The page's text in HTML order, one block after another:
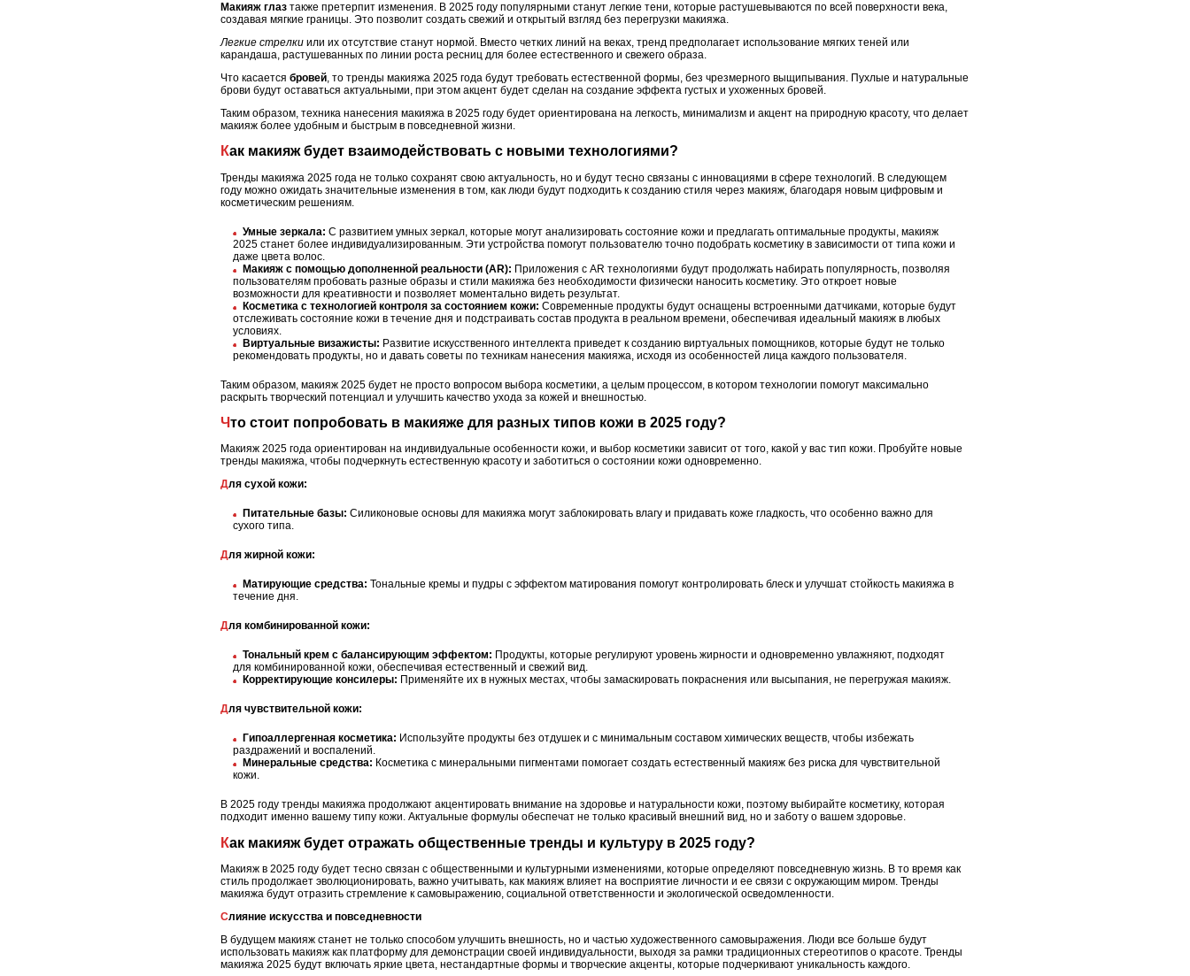
Макияж глаз также претерпит изменения. В 2025 году популярными станут легкие тени, которые растушевываются по всей поверхности века,
создавая мягкие границы. Это позволит создать свежий и открытый взгляд без перегрузки макияжа.
Легкие стрелки или их отсутствие станут нормой. Вместо четких линий на веках, тренд предполагает использование мягких теней или
карандаша, растушеванных по линии роста ресниц для более естественного и свежего образа.
Что касается бровей, то тренды макияжа 2025 года будут требовать естественной формы, без чрезмерного выщипывания. Пухлые и натуральные
брови будут оставаться актуальными, при этом акцент будет сделан на создание эффекта густых и ухоженных бровей.
Таким образом, техника нанесения макияжа в 2025 году будет ориентирована на легкость, минимализм и акцент на природную красоту, что делает
макияж более удобным и быстрым в повседневной жизни.
Как макияж будет взаимодействовать с новыми технологиями?
Тренды макияжа 2025 года не только сохранят свою актуальность, но и будут тесно связаны с инновациями в сфере технологий. В следующем
году можно ожидать значительные изменения в том, как люди будут подходить к созданию стиля через макияж, благодаря новым цифровым и
косметическим решениям.
Умные зеркала: С развитием умных зеркал, которые могут анализировать состояние кожи и предлагать оптимальные продукты, макияж
2025 станет более индивидуализированным. Эти устройства помогут пользователю точно подобрать косметику в зависимости от типа кожи и
даже цвета волос.
Макияж с помощью дополненной реальности (AR): Приложения с AR технологиями будут продолжать набирать популярность, позволяя
пользователям пробовать разные образы и стили макияжа без необходимости физически наносить косметику. Это откроет новые
возможности для креативности и позволяет моментально видеть результат.
Косметика с технологией контроля за состоянием кожи: Современные продукты будут оснащены встроенными датчиками, которые будут
отслеживать состояние кожи в течение дня и подстраивать состав продукта в реальном времени, обеспечивая идеальный макияж в любых
условиях.
Виртуальные визажисты: Развитие искусственного интеллекта приведет к созданию виртуальных помощников, которые будут не только
рекомендовать продукты, но и давать советы по техникам нанесения макияжа, исходя из особенностей лица каждого пользователя.
Таким образом, макияж 2025 будет не просто вопросом выбора косметики, а целым процессом, в котором технологии помогут максимально
раскрыть творческий потенциал и улучшить качество ухода за кожей и внешностью.
Что стоит попробовать в макияже для разных типов кожи в 2025 году?
Макияж 2025 года ориентирован на индивидуальные особенности кожи, и выбор косметики зависит от того, какой у вас тип кожи. Пробуйте новые
тренды макияжа, чтобы подчеркнуть естественную красоту и заботиться о состоянии кожи одновременно.
Для сухой кожи:
Питательные базы: Силиконовые основы для макияжа могут заблокировать влагу и придавать коже гладкость, что особенно важно для
сухого типа.
Для жирной кожи:
Матирующие средства: Тональные кремы и пудры с эффектом матирования помогут контролировать блеск и улучшат стойкость макияжа в
течение дня.
Для комбинированной кожи:
Тональный крем с балансирующим эффектом: Продукты, которые регулируют уровень жирности и одновременно увлажняют, подходят
для комбинированной кожи, обеспечивая естественный и свежий вид.
Корректирующие консилеры: Применяйте их в нужных местах, чтобы замаскировать покраснения или высыпания, не перегружая макияж.
Для чувствительной кожи:
Гипоаллергенная косметика: Используйте продукты без отдушек и с минимальным составом химических веществ, чтобы избежать
раздражений и воспалений.
Минеральные средства: Косметика с минеральными пигментами помогает создать естественный макияж без риска для чувствительной
кожи.
В 2025 году тренды макияжа продолжают акцентировать внимание на здоровье и натуральности кожи, поэтому выбирайте косметику, которая
подходит именно вашему типу кожи. Актуальные формулы обеспечат не только красивый внешний вид, но и заботу о вашем здоровье.
Как макияж будет отражать общественные тренды и культуру в 2025 году?
Макияж в 2025 году будет тесно связан с общественными и культурными изменениями, которые определяют повседневную жизнь. В то время как
стиль продолжает эволюционировать, важно учитывать, как макияж влияет на восприятие личности и ее связи с окружающим миром. Тренды
макияжа будут отразить стремление к самовыражению, социальной ответственности и экологической осведомленности.
Слияние искусства и повседневности
В будущем макияж станет не только способом улучшить внешность, но и частью художественного самовыражения. Люди все больше будут
использовать макияж как платформу для демонстрации своей индивидуальности, выходя за рамки традиционных стереотипов о красоте. Тренды
макияжа 2025 будут включать яркие цвета, нестандартные формы и творческие акценты, которые подчеркивают уникальность каждого.